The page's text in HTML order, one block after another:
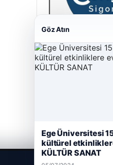
Cengiz Sigorta
Göz Atın
Ege Üniversitesi
kültürel
KÜLTÜR SANAT